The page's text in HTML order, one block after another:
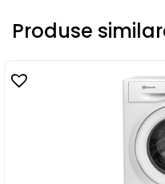
Produse